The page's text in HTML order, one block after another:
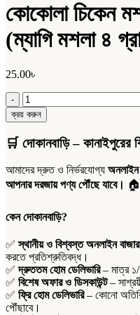
কোকোলা চিকেন
(ম্যাগি মশলা ৪
25.00৳
কোকোলা
চিকেন
মশলা
১৫০
+
(ম্যাগি
৪
গ্রাম)
quantity
ক্রয় করুন
🛒 দোকানবাড়ি – কানাইপুরের
আমাদের দ্রুত ও নির্ভরযোগ্য অনলাইন
আপনার দরজায় পণ্য পৌঁছে যাবে।
কেন দোকানবাড়ি?
✅স্থানীয় ও বিশ্বস্ত অনলাইন বাজার
করতে প্রতিশ্রুতিবদ্ধ।
✅দ্রুততম হোম ডেলিভারি– মাত্র ১/
✅ বিশেষ অফার ও ডিসকাউন্ট–
✅ ফ্রি হোম ডেলিভারি– কোনো
পৌঁছাবে।